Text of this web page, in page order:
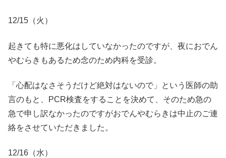
12/15（火）
起きても特に悪化はしていなかったのですが、夜におでん
やむらきもあるため念のため内科を受診。
「心配はなさそうだけど絶対はないので」という医師の助
言のもと、PCR検査をすることを決めて、そのため急の
急で申し訳なかったのですがおでんやむらきは中止のご連
絡をさせていただきました。
12/16（水）